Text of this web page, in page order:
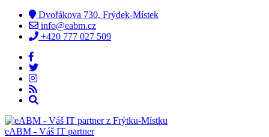
Dvořákova 730, Frýdek-Místek
info@eabm.cz
+420 777 027 509
eABM - Váš IT partner